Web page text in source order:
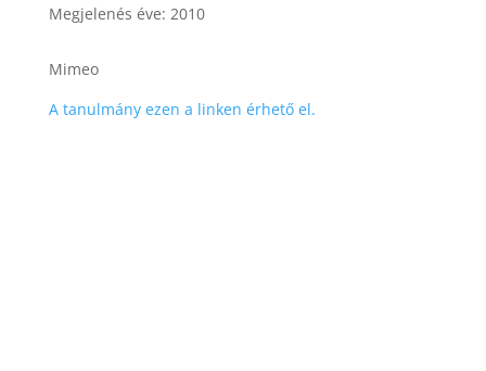
Megjelenés éve: 2010
Mimeo
A tanulmány ezen a linken érhető el.